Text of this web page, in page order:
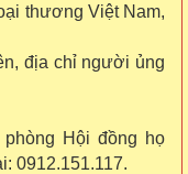
thương Việt Nam,
địa chỉ người ủng
Hội đồng họ